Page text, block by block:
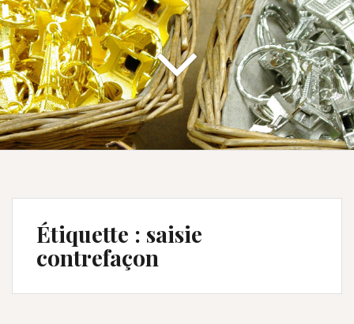
Étiquette : saisie
contrefaçon